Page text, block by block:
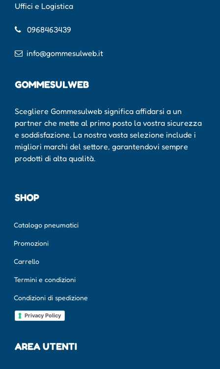
Uffici e Logistica
0968463439
info@gommesulweb.it
GOMMESULWEB
Scegliere Gommesulweb significa affidarsi a un
partner che mette al primo posto la vostra sicurezza
e soddisfazione. La nostra vasta selezione include i
migliori marchi del settore, garantendovi sempre
prodotti di alta qualità.
SHOP
Catalogo pneumatici
Promozioni
Carrello
Termini e condizioni
Condizioni di spedizione
Privacy Policy
AREA UTENTI